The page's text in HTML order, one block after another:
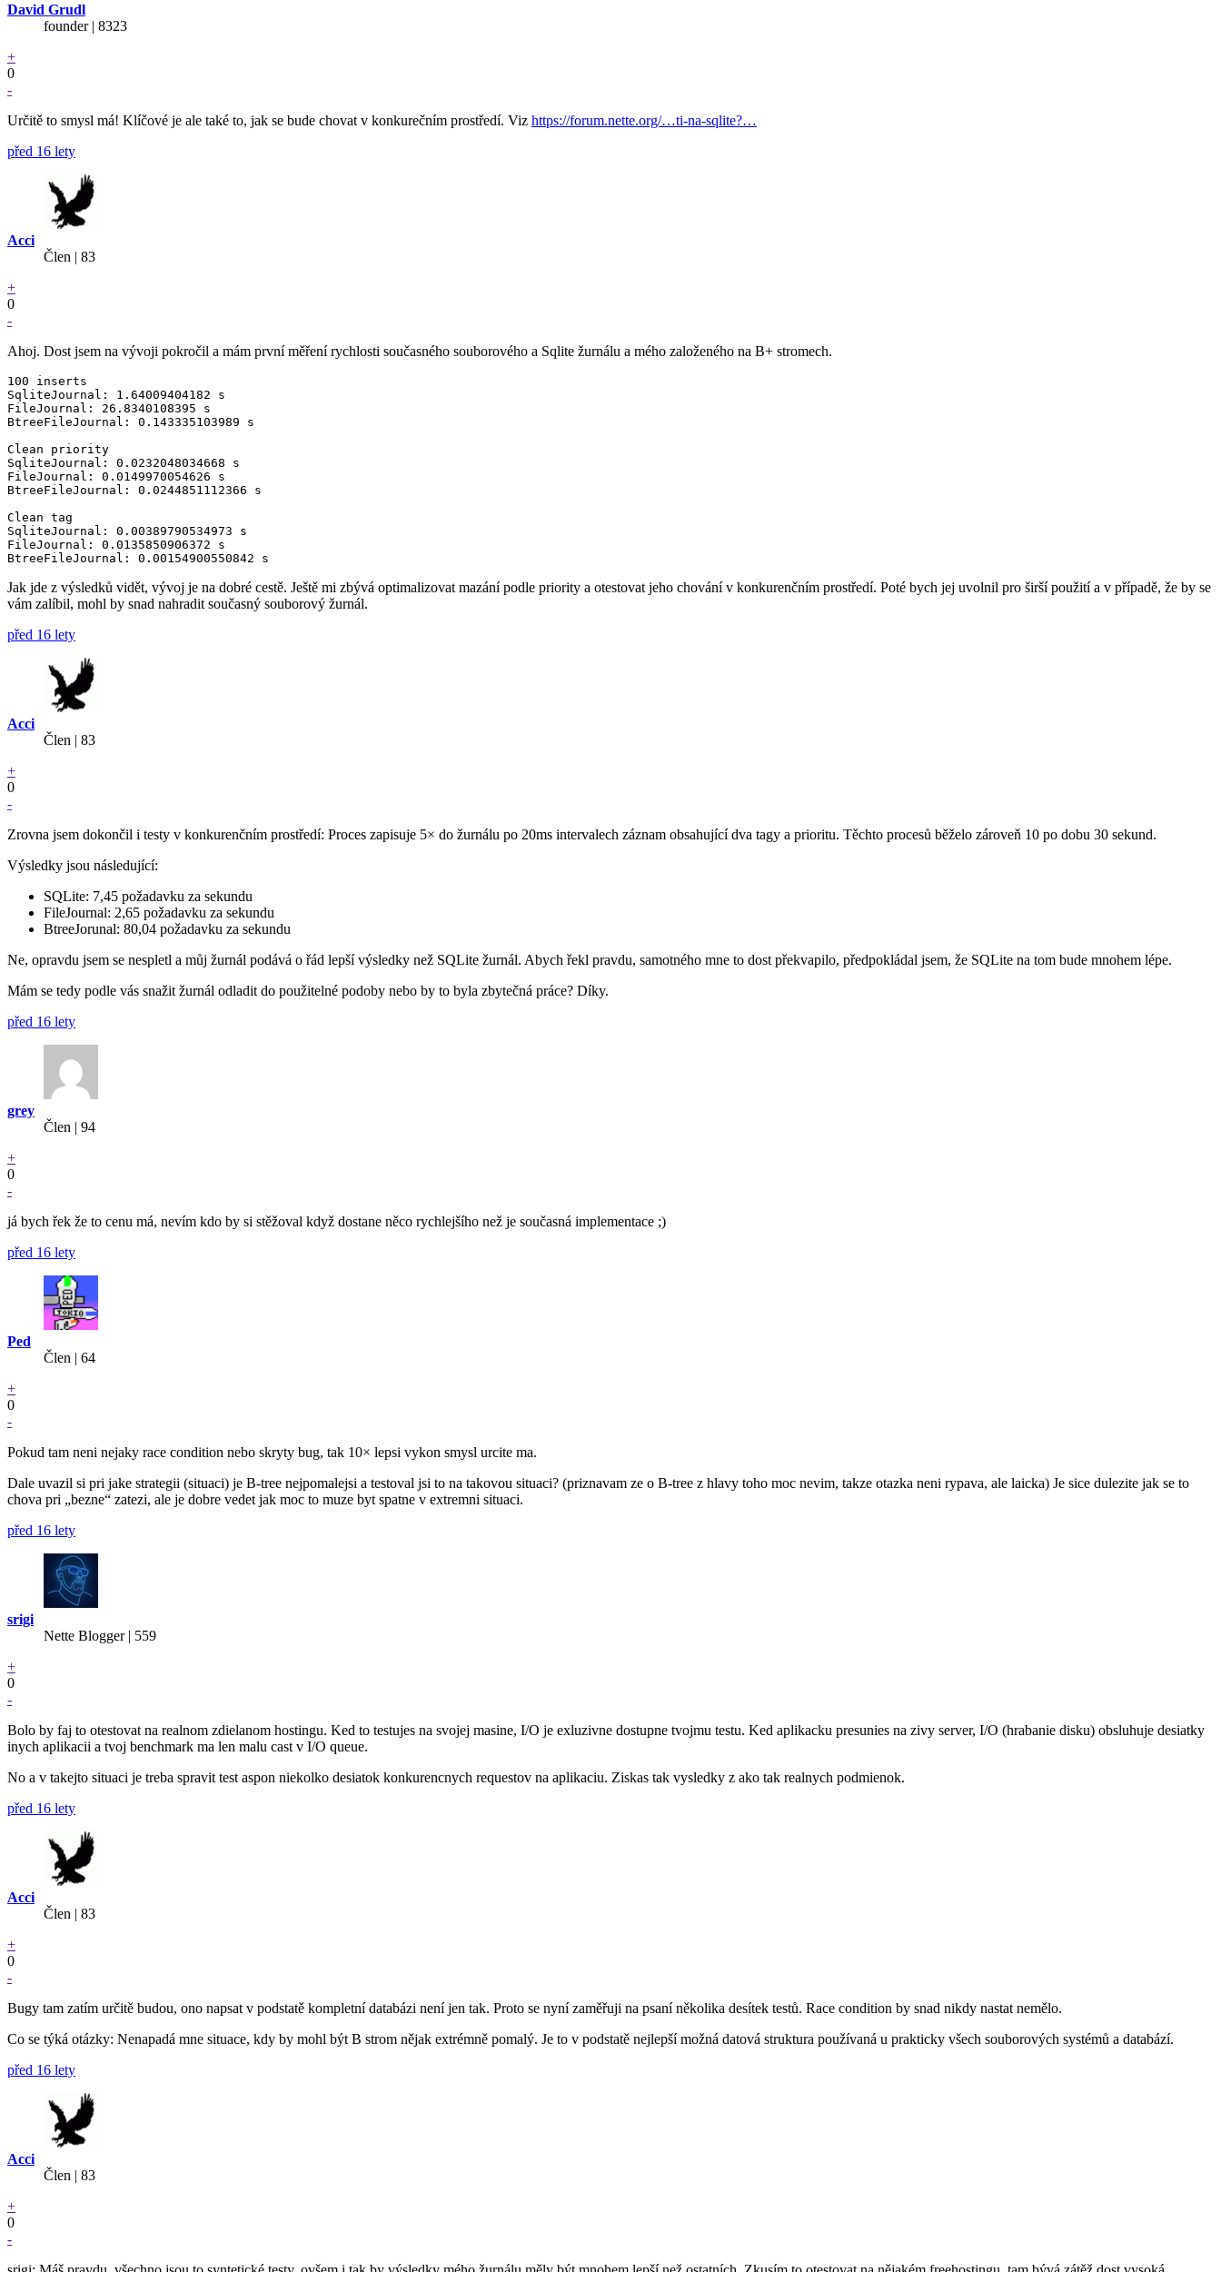
David Grudl
founder | 8323
+
0
-
Určitě to smysl má! Klíčové je ale také to, jak se bude chovat v konkurečním prostředí. Viz https://forum.nette.org/…ti-na-sqlite?…
před 16 lety
Acci
Člen | 83
+
0
-
Ahoj. Dost jsem na vývoji pokročil a mám první měření rychlosti současného souborového a Sqlite žurnálu a mého založeného na B+ stromech.
100 inserts
SqliteJournal: 1.64009404182 s
FileJournal: 26.8340108395 s
BtreeFileJournal: 0.143335103989 s
Clean priority
SqliteJournal: 0.0232048034668 s
FileJournal: 0.0149970054626 s
BtreeFileJournal: 0.0244851112366 s
Clean tag
SqliteJournal: 0.00389790534973 s
FileJournal: 0.0135850906372 s
Jak jde z výsledků vidět, vývoj je na dobré cestě. Ještě mi zbývá optimalizovat mazání podle priority a otestovat jeho chování v konkurenčním prostředí. Poté bych jej uvolnil pro širší použití a v případě, že by se
vám zalíbil, mohl by snad nahradit současný souborový žurnál.
před 16 lety
Acci
Člen | 83
+
0
-
Zrovna jsem dokončil i testy v konkurenčním prostředí: Proces zapisuje 5× do žurnálu po 20ms intervalech záznam obsahující dva tagy a prioritu. Těchto procesů běželo zároveň 10 po dobu 30 sekund.
Výsledky jsou následující:
SQLite: 7,45 požadavku za sekundu
FileJournal: 2,65 požadavku za sekundu
BtreeJorunal: 80,04 požadavku za sekundu
Ne, opravdu jsem se nespletl a můj žurnál podává o řád lepší výsledky než SQLite žurnál. Abych řekl pravdu, samotného mne to dost překvapilo, předpokládal jsem, že SQLite na tom bude mnohem lépe.
Mám se tedy podle vás snažit žurnál odladit do použitelné podoby nebo by to byla zbytečná práce? Díky.
před 16 lety
grey
Člen | 94
+
0
-
já bych řek že to cenu má, nevím kdo by si stěžoval když dostane něco rychlejšího než je současná implementace ;)
před 16 lety
Ped
Člen | 64
+
0
-
Pokud tam neni nejaky race condition nebo skryty bug, tak 10× lepsi vykon smysl urcite ma.
Dale uvazil si pri jake strategii (situaci) je B-tree nejpomalejsi a testoval jsi to na takovou situaci? (priznavam ze o B-tree z hlavy toho moc nevim, takze otazka neni rypava, ale laicka) Je sice dulezite jak se to
chova pri „bezne“ zatezi, ale je dobre vedet jak moc to muze byt spatne v extremni situaci.
před 16 lety
srigi
Nette Blogger | 559
+
0
-
Bolo by faj to otestovat na realnom zdielanom hostingu. Ked to testujes na svojej masine, I/O je exluzivne dostupne tvojmu testu. Ked aplikacku presunies na zivy server, I/O (hrabanie disku) obsluhuje desiatky
inych aplikacii a tvoj benchmark ma len malu cast v I/O queue.
No a v takejto situaci je treba spravit test aspon niekolko desiatok konkurencnych requestov na aplikaciu. Ziskas tak vysledky z ako tak realnych podmienok.
před 16 lety
Acci
Člen | 83
+
0
-
Bugy tam zatím určitě budou, ono napsat v podstatě kompletní databázi není jen tak. Proto se nyní zaměřuji na psaní několika desítek testů. Race condition by snad nikdy nastat nemělo.
Co se týká otázky: Nenapadá mne situace, kdy by mohl být B strom nějak extrémně pomalý. Je to v podstatě nejlepší možná datová struktura používaná u prakticky všech souborových systémů a databází.
před 16 lety
Acci
Člen | 83
+
0
-